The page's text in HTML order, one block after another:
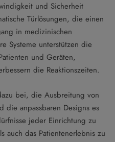
und Sicherheit
Türlösungen, die einen
in medizinischen
Systeme unterstützen die
und Geräten,
die Reaktionszeiten.
bei, die Ausbreitung von
die anpassbaren Designs es
jeder Einrichtung zu
auch das Patientenerlebnis zu